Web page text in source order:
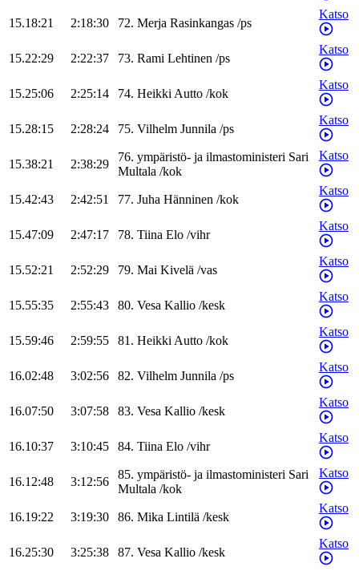
15.18:21 2:18:30 72. Merja Rasinkangas /ps
Katso
15.22:29 2:22:37 73. Rami Lehtinen /ps
Katso
15.25:06 2:25:14 74. HeikkiAutto /kok
Katso
15.28:15 2:28:24 75. Vilhelm Junnila /ps
Katso
15.38:21 2:38:29
76. ympäristö- ja ilmastoministeri Sari
Multala /kok
Katso
15.42:43 2:42:51 77. Juha Hänninen /kok
Katso
15.47:09 2:47:17 78. Tiina Elo /vihr
Katso
15.52:21 2:52:29 79. Mai Kivelä /vas
Katso
15.55:35 2:55:43 80. Vesa Kallio /kesk
Katso
15.59:46 2:59:55 81. HeikkiAutto /kok
Katso
16.02:48 3:02:56 82. Vilhelm Junnila /ps
Katso
16.07:50 3:07:58 83. Vesa Kallio /kesk
Katso
16.10:37 3:10:45 84. Tiina Elo /vihr
Katso
16.12:48 3:12:56
85. ympäristö- ja ilmastoministeri Sari
Multala /kok
Katso
16.19:22 3:19:30 86. Mika Lintilä /kesk
Katso
16.25:30 3:25:38 87. Vesa Kallio /kesk
Katso